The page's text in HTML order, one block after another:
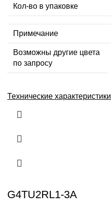
Кол-во в упаковке
Примечание
Возможны другие цвета
по запросу
Технические характеристики
G4TU2RL1-3A